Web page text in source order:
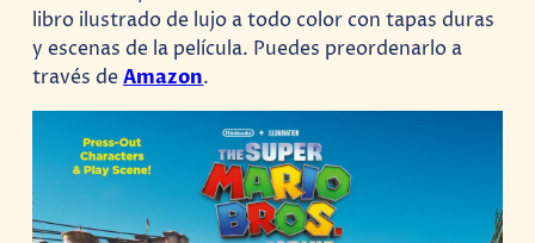
libro ilustrado de lujo a todo color con tapas duras
y escenas de la película. Puedes preordenarlo a
través deAmazon.